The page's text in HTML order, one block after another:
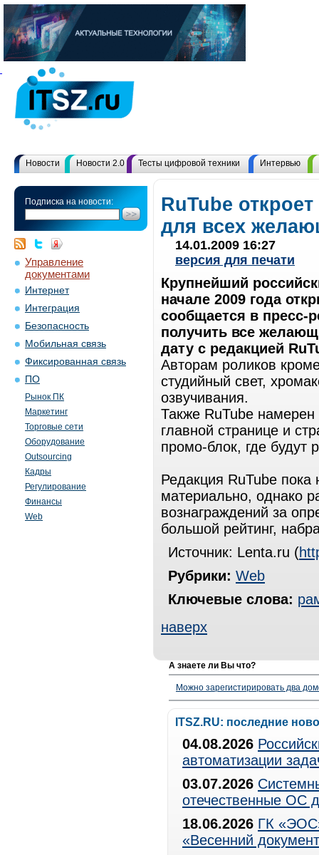
Новости Новости 2.0 Тесты цифровой техники Интервью
Подписка на новости:
Управление
документами
Интернет
Интеграция
Безопасность
Мобильная связь
Фиксированная связь
ПО
Рынок ПК
Маркетинг
Торговые сети
Оборудование
Outsourcing
Кадры
Регулирование
Финансы
Web
RuTube
для всех
14.01.2009 16:27
версия для печати
Крупнейший
начале 2009 года
сообщается в пресс-
получить все
дату с редакцией
Авторам роликов
студийный свет,
озвучивания.
Также RuTube
главной странице и
промо-блок, где будут
Редакция RuTube
материально, однако
вознаграждений за
большой рейтинг,
Источник: Lenta.ru (
Рубрики: Web
Ключевые слова:
наверх
А знаете ли Вы что?
Можно зарегистирировать два
ITSZ.RU: последние
04.08.2026
автоматизации
03.07.2026
отечественные ОС
18.06.2026 ГК
«Весенний